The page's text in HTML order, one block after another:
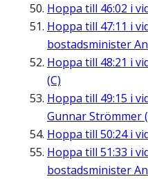
Hoppa till 46:02 i
Hoppa till 47:11 i
bostadsminister
Hoppa till 48:21 i
(C)
Hoppa till 49:15 i
Gunnar Strömmer
Hoppa till 50:24i
Hoppa till 51:33 i
bostadsminister